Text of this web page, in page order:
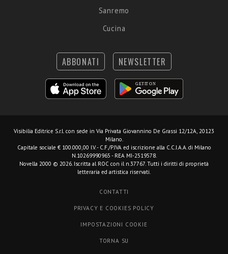
Sanremo
Cucina
ABBONATI NEWSLETTER
Visibilia Editrice S.r.l. con sede in Via Privata Giovannino De Grassi 12/12A, 20123
Milano.
Capitale sociale € 100.000,00 I.V. - C.F./P.IVA ed iscrizione alla C.C.I.A.A. di Milano
N.10269990965 - REA MI-2519578.
Novella 2000 © 2026. Iscritta al ROC con il n.37767. Tutti i diritti di proprietà
letteraria ed artistica riservati.
CONTATTI
PRIVACY E COOKIES POLICY
IMPOSTAZIONI COOKIE
TORNA SU